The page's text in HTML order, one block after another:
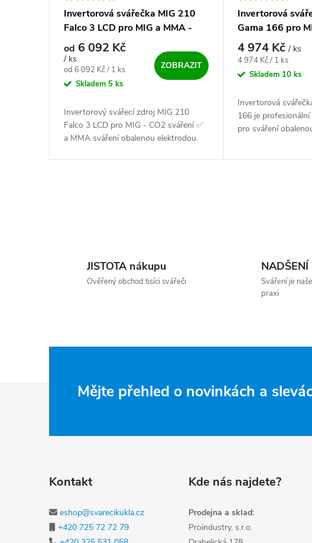
Invertorová svářečka MIG 210
Falco 3 LCD pro MIG a MMA -
výhodný SET
od 6 092 Kč
/ ks
Měrná cena:
od 6 092 Kč / 1 ks
Skladem 5 ks
ZOBRAZIT
Invertorový svářecí zdroj MIG 210
Falco 3 LCD pro MIG - CO2 sváření ✅
a MMA sváření obalenou elektrodou.
Invertorová
Gama 166 pro
4 974 Kč/ ks
Měrná cena:
4 974 Kč / 1 ks
Skladem 10 ks
Invertorová
166 je profesionální
pro sváření
JISTOTA nákupu
Ověřený obchod tisíci svářeči
Sváření je
praxi
Mějte přehled o novinkách a
Kontakt
eshop@svarecikukla.cz
+420 725 72 72 79
Kde nás najdete?
Prodejna a sklad:
Proindustry, s.r.o.